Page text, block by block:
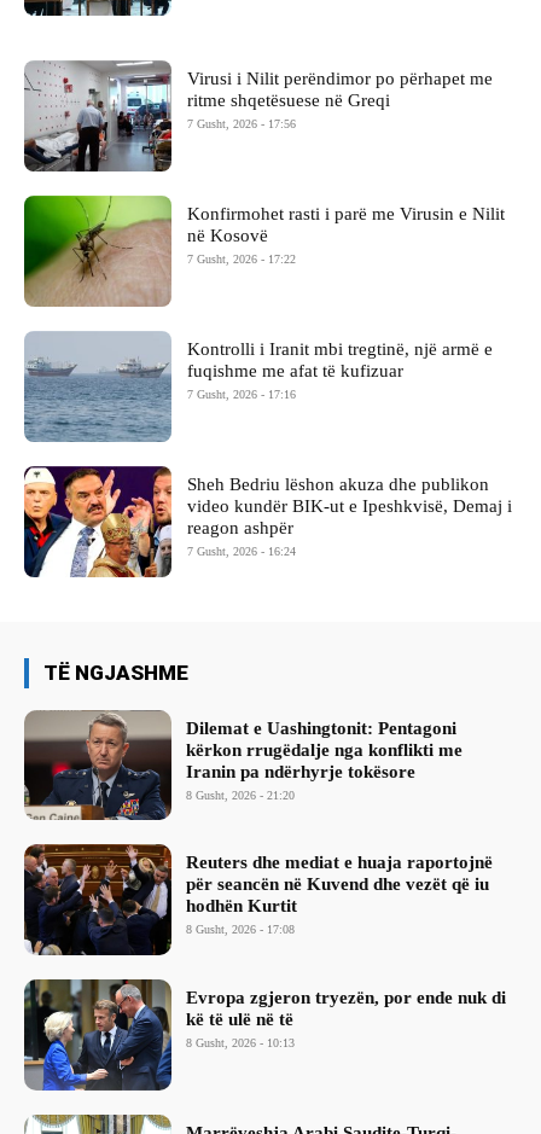
Virusi i Nilit perëndimor po përhapet me
ritme shqetësuese në Greqi
7 Gusht, 2026 - 17:56
Konfirmohet rasti i parë me Virusin e Nilit
në Kosovë
7 Gusht, 2026 - 17:22
Kontrolli i Iranit mbi tregtinë, një armë e
fuqishme me afat të kufizuar
7 Gusht, 2026 - 17:16
Sheh Bedriu lëshon akuza dhe publikon
video kundër BIK-ut e Ipeshkvisë, Demaj i
reagon ashpër
7 Gusht, 2026 - 16:24
TË NGJASHME
Dilemat e Uashingtonit: Pentagoni
kërkon rrugëdalje nga konflikti me
Iranin pa ndërhyrje tokësore
8 Gusht, 2026 - 21:20
Reuters dhe mediat e huaja raportojnë
për seancën në Kuvend dhe vezët që iu
hodhën Kurtit
8 Gusht, 2026 - 17:08
Evropa zgjeron tryezën, por ende nuk di
kë të ulë në të
8 Gusht, 2026 - 10:13